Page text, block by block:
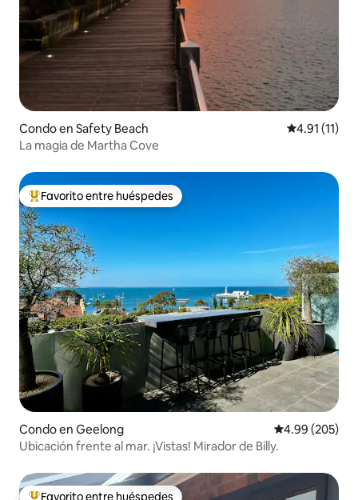
Condo en Safety Beach Calificación
4.91 (11)
La magia de Martha Cove
Favorito entre huéspedes preferido
Favorito entre huéspedes
Condo en Geelong Calificación
4.99 (205)
Ubicación frente al mar. ¡Vistas! Mirador de Billy.
Favorito entre huéspedes